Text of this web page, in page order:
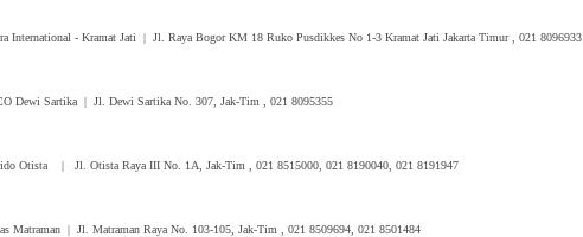
International - Kramat Jati | Jl. Raya Bogor KM 18 Ruko Pusdikkes No 1-3 Kramat Jati Jakarta Timur , 021 8096933
Dewi Sartika | Jl. Dewi Sartika No. 307, Jak-Tim , 021 8095355
Otista | Jl. Otista Raya III No. 1A, Jak-Tim , 021 8515000, 021 8190040, 021 8191947
Matraman | Jl. Matraman Raya No. 103-105, Jak-Tim , 021 8509694, 021 8501484